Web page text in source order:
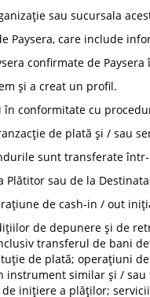
sau sucursala
Paysera, care include
confirmate de
și a creat un profil.
conformitate cu
de plată și / sau
sunt transferate
Plătitor sau de la
de cash-in / out
de depunere și de
transferul de bani
de plată; operațiuni
similar și /
inițiere a plăților;